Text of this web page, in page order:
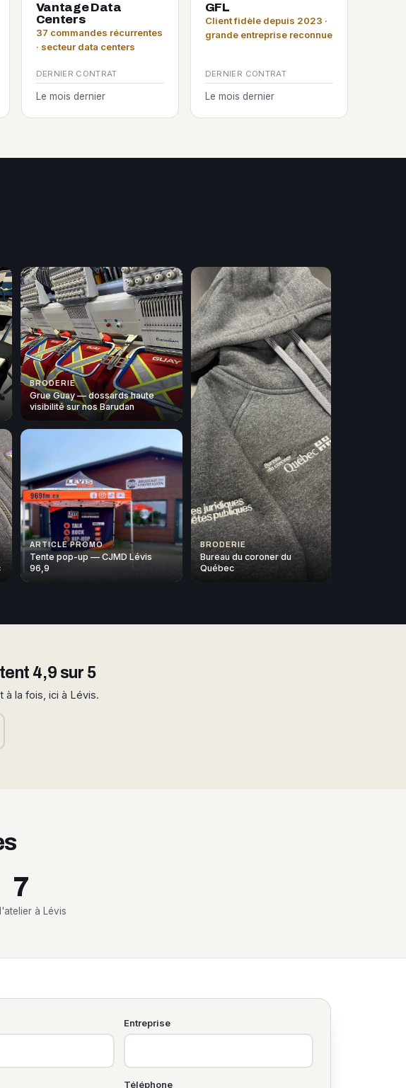
Vantage Data
Centers
37 commandes récurrentes
· secteur data centers
DERNIER CONTRAT
Le mois dernier
GFL
Client fidèle depuis 2023 ·
grande entreprise reconnue
DERNIER CONTRAT
Le mois dernier
BRODERIE
Grue Guay — dossards haute
visibilité sur nos Barudan
BRODERIE
Bureau du coroner du
Québec
ARTICLE PROMO
Tente pop-up — CJMD Lévis
96,9
4,9 sur 5
à la fois, ici à Lévis.
7
à Lévis
Entreprise
Téléphone